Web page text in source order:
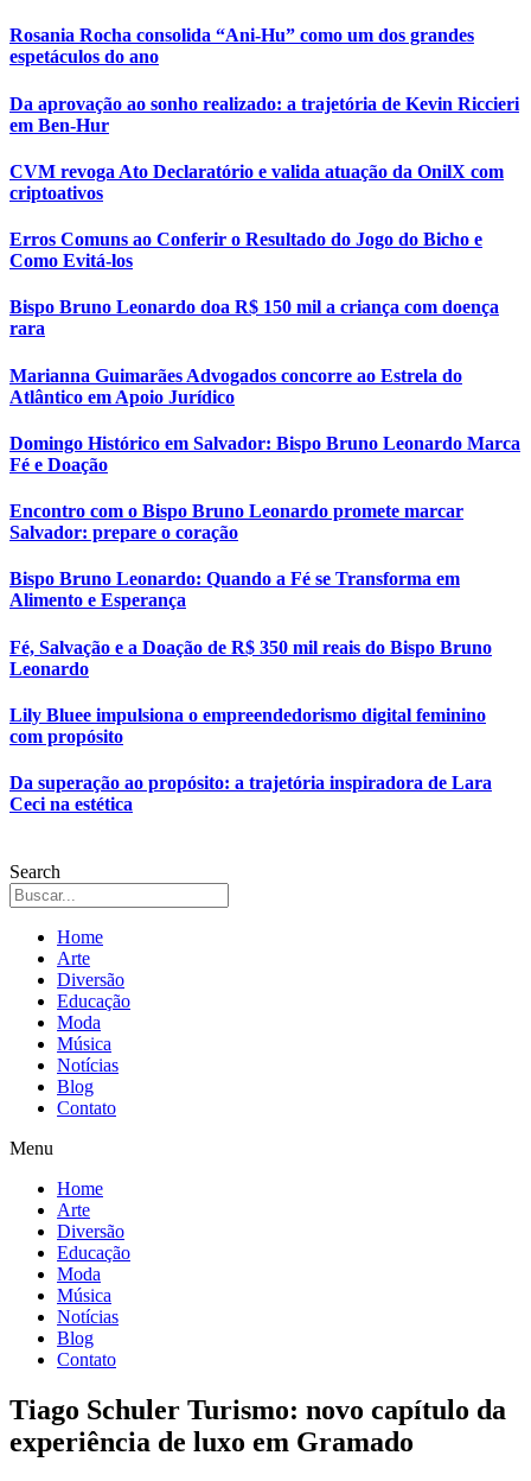
Rosania Rocha consolida “Ani-Hu” como um dos grandes
espetáculos do ano
Da aprovação ao sonho realizado: a trajetória de Kevin Riccieri
em Ben-Hur
CVM revoga Ato Declaratório e valida atuação da OnilX com
criptoativos
Erros Comuns ao Conferir o Resultado do Jogo do Bicho e
Como Evitá-los
Bispo Bruno Leonardo doa R$ 150 mil a criança com doença
rara
Marianna Guimarães Advogados concorre ao Estrela do
Atlântico em Apoio Jurídico
Domingo Histórico em Salvador: Bispo Bruno Leonardo Marca
Fé e Doação
Encontro com o Bispo Bruno Leonardo promete marcar
Salvador: prepare o coração
Bispo Bruno Leonardo: Quando a Fé se Transforma em
Alimento e Esperança
Fé, Salvação e a Doação de R$ 350 mil reais do Bispo Bruno
Leonardo
Lily Bluee impulsiona o empreendedorismo digital feminino
com propósito
Da superação ao propósito: a trajetória inspiradora de Lara
Ceci na estética
Search
Home
Arte
Diversão
Educação
Moda
Música
Notícias
Blog
Contato
Menu
Home
Arte
Diversão
Educação
Moda
Música
Notícias
Blog
Contato
Tiago Schuler Turismo: novo capítulo da
experiência de luxo em Gramado